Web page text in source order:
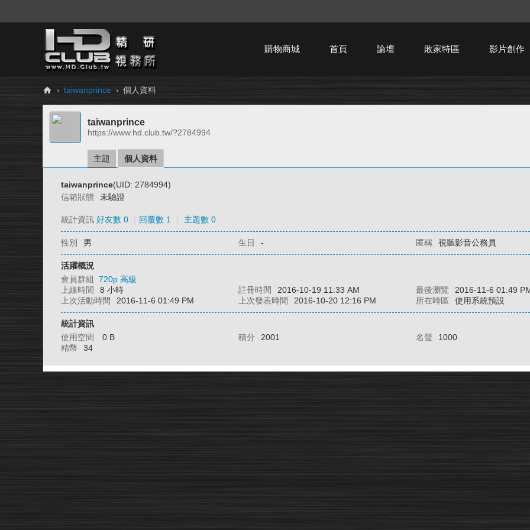
購物商城 首頁 論壇 敗家特區 影片創作
H
Cl
› taiwanprince › 個人資料
taiwanprince
https://www.hd.club.tw/?2784994
主題 個人資料
taiwanprince(UID: 2784994)
信箱狀態
未驗證
統計資訊 好友數 0 回覆數 1 主題數 0
性別 男 生日 - 匿稱 視聽影音公務員
活躍概況
會員群組 720p 高級
上線時間
8 小時 註冊時間 2016-10-19 11:33 AM 最後瀏覽
2016-11-6 01:49
上次活動時間
2016-11-6 01:49 PM 上次發表時間 2016-10-20 12:16 PM 所在時區 使用系統預設
統計資訊
使用空間
0 B 積分 2001 名聲
1000
精幣
34